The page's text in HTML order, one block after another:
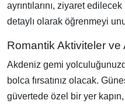
ayrıntılarını, ziyaret
detaylı olarak öğrenmeyi
Romantik Aktiviteler ve
Akdeniz gemi
bolca fırsatınız olacak.
güvertede özel bir yer kapın,